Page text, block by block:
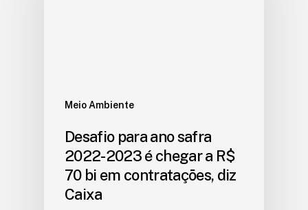
Meio Ambiente
Desafio para ano safra
2022-2023 é chegar a R$
70 bi em contratações, diz
Caixa